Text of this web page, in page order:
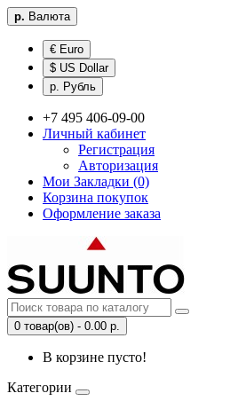
р. Валюта
€ Euro
$ US Dollar
р. Рубль
+7 495 406-09-00
Личный кабинет
Регистрация
Авторизация
Мои Закладки (0)
Корзина покупок
Оформление заказа
0 товар(ов) - 0.00 р.
В корзине пусто!
Категории